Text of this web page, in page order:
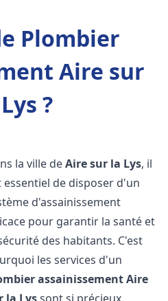
Plombier
Aire sur
?
la ville deAire sur la Lys, il
essentiel de disposer d'un
d'assainissement
pour garantir la santé et
des habitants. C'est
les services d'un
assainissementAire